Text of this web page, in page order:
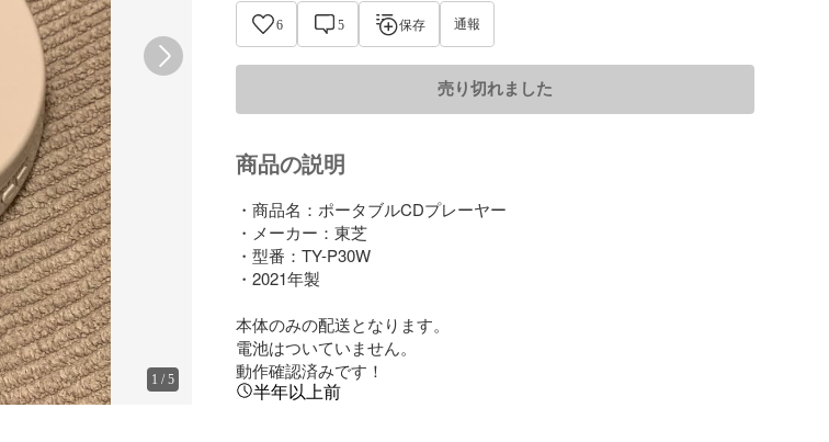
1 /5
6 5 保存 通報
売り切れました
商品の説明
・商品名：ポータブルCDプレーヤー
・メーカー：東芝
・型番：TY-P30W
・2021年製
本体のみの配送となります。
電池はついていません。
動作確認済みです！
半年以上前